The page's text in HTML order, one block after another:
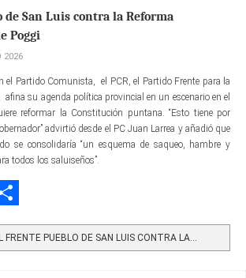
de San Luis contra la Reforma
Poggi
2026
el Partido Comunista, el PCR, el Partido Frente para la
su agenda política provincial en un escenario en el
reformar la Constitución puntana. “Esto tiene por
advirtió desde el PC Juan Larrea y añadió que
se consolidaría “un esquema de saqueo, hambre y
todos los saluiseños”.
FRENTE PUEBLO DE SAN LUIS CONTRA LA...